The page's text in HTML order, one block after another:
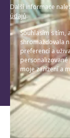
Další informace
údajů.
Souhlasím s tím,
shromažďovala
preferencí a
moje zařízení a